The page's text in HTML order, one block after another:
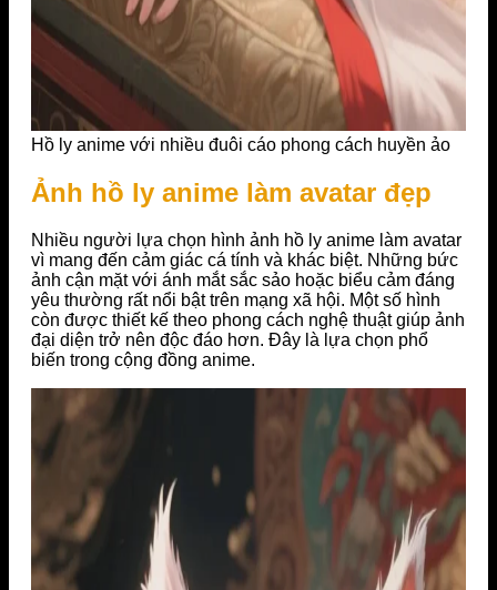
Hồ ly anime với nhiều đuôi cáo phong cách huyền ảo
Ảnh hồ ly anime làm avatar đẹp
Nhiều người lựa chọn hình ảnh hồ ly anime làm avatar
vì mang đến cảm giác cá tính và khác biệt. Những bức
ảnh cận mặt với ánh mắt sắc sảo hoặc biểu cảm đáng
yêu thường rất nổi bật trên mạng xã hội. Một số hình
còn được thiết kế theo phong cách nghệ thuật giúp ảnh
đại diện trở nên độc đáo hơn. Đây là lựa chọn phổ
biến trong cộng đồng anime.